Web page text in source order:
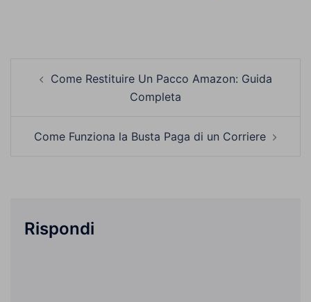
articoloCome Restituire Un Pacco Amazon: Guida
Completa
Come Funziona la Busta Paga di un Corriere
Rispondi